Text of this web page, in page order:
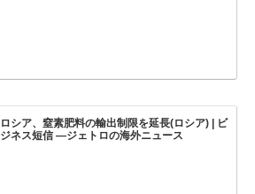
ロシア、窒素肥料の輸出制限を延長(ロシア) | ビ
ジネス短信 ―ジェトロの海外ニュース